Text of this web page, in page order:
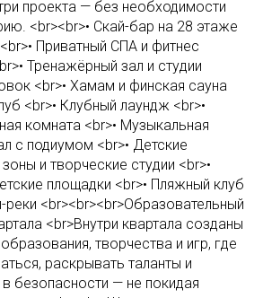
проекта — без необходимости
<br><br>• Скай-бар на 28 этаже
Приватный СПА и фитнес
Тренажёрный зал и студии
<br>• Хамам и финская сауна
<br>• Клубный лаундж <br>•
комната <br>• Музыкальная
с подиумом <br>• Детские
и творческие студии <br>•
площадки <br>• Пляжный клуб
<br><br><br>Образовательный
<br>Внутри квартала созданы
творчества и игр, где
раскрывать таланты и
безопасности — не покидая